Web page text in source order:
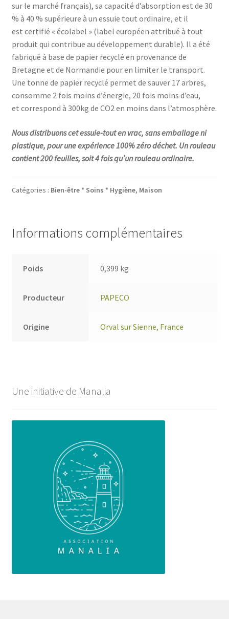
sur le marché français), sa capacité d’absorption est de 30
% à 40 % supérieure à un essuie tout ordinaire, et il
est certifié « écolabel » (label européen attribué à tout
produit qui contribue au développement durable). Il a été
fabriqué à base de papier recyclé en provenance de
Bretagne et de Normandie pour en limiter le transport.
Une tonne de papier recyclé permet de sauver 17 arbres,
consomme 2 fois moins d’énergie, 20 fois moins d’eau,
et correspond à 300kg de CO2 en moins dans l’atmosphère.
Nous distribuons cet essuie-tout en vrac, sans emballage ni
plastique, pour une expérience 100% zéro déchet. Un rouleau
contient 200 feuilles, soit 4 fois qu’un rouleau ordinaire.
Catégories : Bien-être * Soins * Hygiène, Maison
Informations complémentaires
Poids 0,399 kg
Producteur PAPECO
Origine Orval sur Sienne, France
Une initiative de Manalia